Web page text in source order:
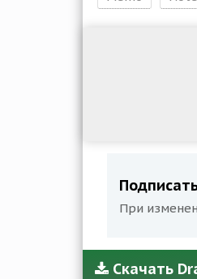
При
Скачать